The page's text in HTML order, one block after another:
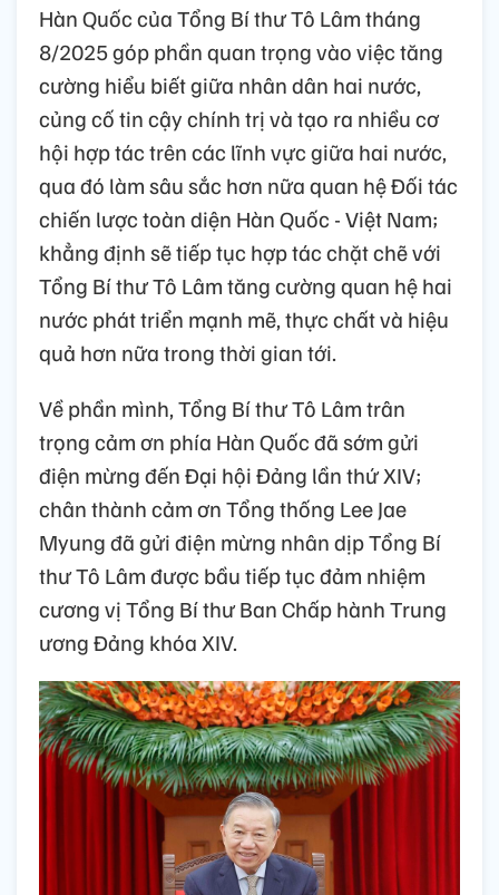
Hàn Quốc của Tổng Bí thư Tô Lâm tháng
8/2025 góp phần quan trọng vào việc tăng
cường hiểu biết giữa nhân dân hai nước,
củng cố tin cậy chính trị và tạo ra nhiều cơ
hội hợp tác trên các lĩnh vực giữa hai nước,
qua đó làm sâu sắc hơn nữa quan hệ Đối tác
chiến lược toàn diện Hàn Quốc - Việt Nam;
khẳng định sẽ tiếp tục hợp tác chặt chẽ với
Tổng Bí thư Tô Lâm tăng cường quan hệ hai
nước phát triển mạnh mẽ, thực chất và hiệu
quả hơn nữa trong thời gian tới.
Về phần mình, Tổng Bí thư Tô Lâm trân
trọng cảm ơn phía Hàn Quốc đã sớm gửi
điện mừng đến Đại hội Đảng lần thứ XIV;
chân thành cảm ơn Tổng thống Lee Jae
Myung đã gửi điện mừng nhân dịp Tổng Bí
thư Tô Lâm được bầu tiếp tục đảm nhiệm
cương vị Tổng Bí thư Ban Chấp hành Trung
ương Đảng khóa XIV.